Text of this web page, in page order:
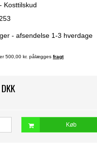
Kosttilskud
- afsendelse 1-3 hverdage
500,00 kr. pålægges fragt
Køb